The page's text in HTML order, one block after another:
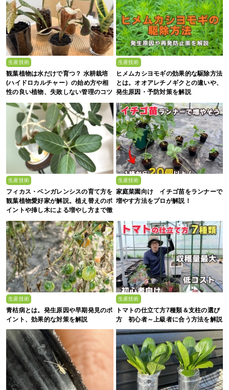
生産技術
観葉植物は水だけで育つ？ 水耕栽培
(ハイドロカルチャー）の始め方や相
性の良い植物、失敗しない管理のコツ
生産技術
ヒメムカシヨモギの効果的な駆除方法
とは。オオアレチノギクとの違いや、
発生原因・予防対策を解説
生産技術
フィカス・ベンガレンシスの育て方を
観葉植物愛好家が解説。植え替えのポ
イントや挿し木による増やし方まで徹
底解説
生産技術
家庭菜園向け イチゴ苗をランナーで
増やす方法をプロが解説！
生産技術
青枯病とは。発生原因や早期発見のポ
イント、効果的な対策を解説
生産技術
トマトの仕立て方7種類＆支柱の選び
方 初心者～上級者に合う方法を解説